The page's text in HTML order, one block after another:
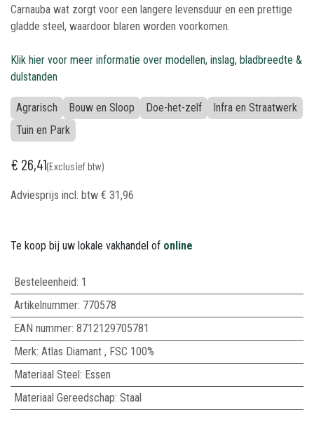
Carnauba wat zorgt voor een langere levensduur en een prettige
gladde steel, waardoor blaren worden voorkomen.
Klik hier voor meer informatie over modellen, inslag, bladbreedte &
dulstanden
Agrarisch Bouw en Sloop Doe-het-zelf
Infra en Straatwerk
Tuin en Park
€ 26,41(Exclusief btw)
Adviesprijs incl. btw € 31,96
Te koop bij uw lokale vakhandel of online
Besteleenheid: 1
Artikelnummer: 770578
EAN nummer: 8712129705781
Merk: Atlas Diamant, FSC 100%
Materiaal Steel: Essen
Materiaal Gereedschap: Staal